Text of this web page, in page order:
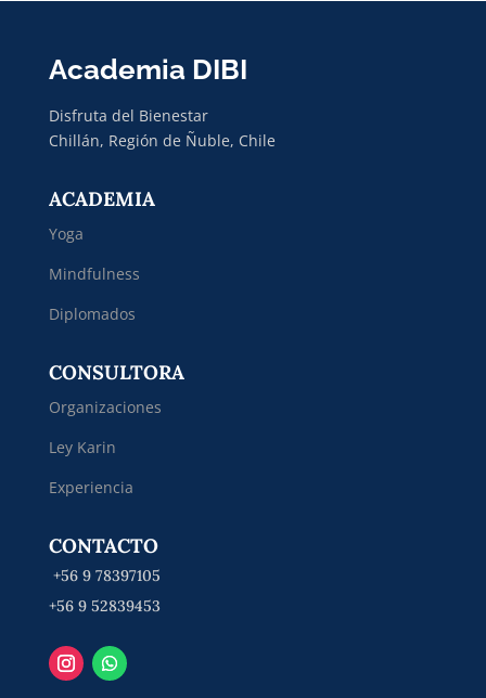
Academia DIBI
Disfruta del Bienestar
Chillán, Región de Ñuble, Chile
ACADEMIA
Yoga
Mindfulness
Diplomados
CONSULTORA
Organizaciones
Ley Karin
Experiencia
CONTACTO
+56 9 78397105
+56 9 52839453